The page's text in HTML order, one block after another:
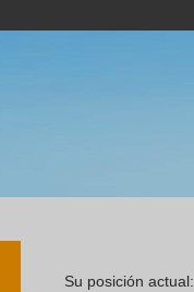
Su posición